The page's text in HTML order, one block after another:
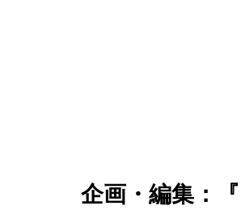
企画・編集：